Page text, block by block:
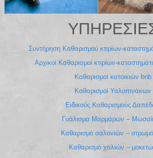
Συντήρηση Καθαρισμού κτιρίων-
Αρχικοί Καθαρισμοί κτιρίων-
Καθαρισμοί κατοικιών bnb
Καθαρισμοί Υαλοπινάκων
Ειδικούς Καθαρισμούς
Γυάλισμα Μαρμάρων –
Καθαρισμό σαλονιών –
Καθαρισμό χαλιών –